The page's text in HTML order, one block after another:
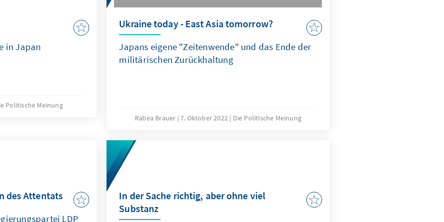
in Japan
Politische Meinung
Ukraine today - East Asia tomorrow?
Japans eigene "Zeitenwende" und das Ende der
militärischen Zurückhaltung
Rabea Brauer 7. Oktober 2022 Die Politische Meinung
des Attentats
LDP
In der Sache richtig, aber ohne viel
Substanz